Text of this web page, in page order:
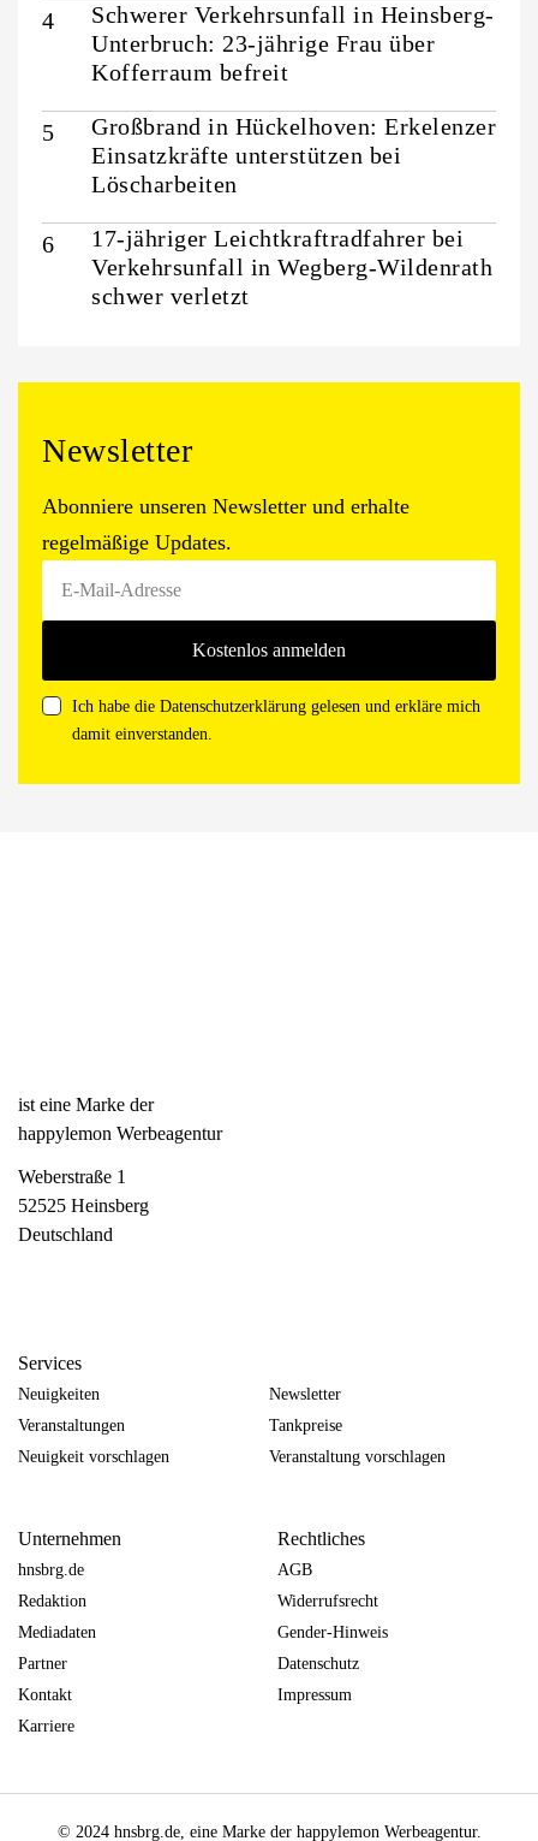
Schwerer Verkehrsunfall in Heinsberg-
Unterbruch: 23-jährige Frau über
Kofferraum befreit
Großbrand in Hückelhoven: Erkelenzer
Einsatzkräfte unterstützen bei
Löscharbeiten
17-jähriger Leichtkraftradfahrer bei
Verkehrsunfall in Wegberg-Wildenrath
schwer verletzt
Newsletter
Abonniere unseren Newsletter und erhalte
regelmäßige Updates.
Ich habe die Datenschutzerklärung gelesen und erkläre mich
damit einverstanden.
ist eine Marke der
happylemon Werbeagentur
Weberstraße 1
52525 Heinsberg
Deutschland
Services
Neuigkeiten
Newsletter
Veranstaltungen
Tankpreise
Neuigkeit vorschlagen
Veranstaltung vorschlagen
Unternehmen
hnsbrg.de
Redaktion
Mediadaten
Partner
Kontakt
Karriere
Rechtliches
AGB
Widerrufsrecht
Gender-Hinweis
Datenschutz
Impressum
© 2024 hnsbrg.de, eine Marke der happylemon Werbeagentur.